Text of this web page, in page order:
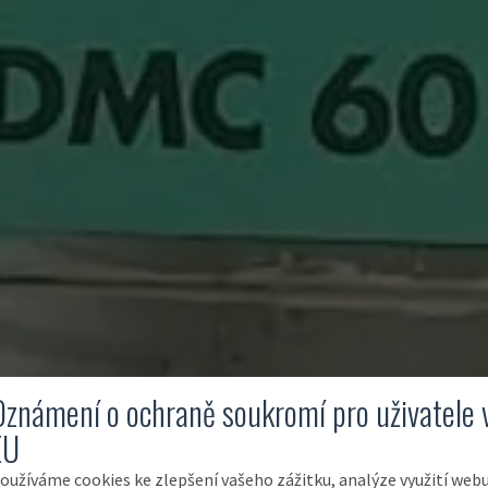
o ochraně soukromí pro uživatele
cookies ke zlepšení vašeho zážitku, analýze využití